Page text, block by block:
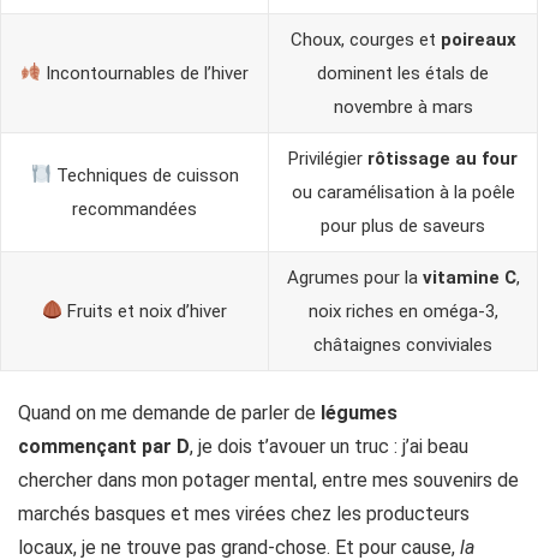
Incontournables de l’hiver
Choux, courges et poireaux
dominent les étals de
novembre à mars
Techniques de cuisson
recommandées
Privilégier rôtissage au four
ou caramélisation à la poêle
pour plus de saveurs
Fruits et noix d’hiver
Agrumes pour la vitamine C,
noix riches en oméga-3,
châtaignes conviviales
Quand on me demande de parler de légumes
commençant par D, je dois t’avouer un truc : j’ai beau
chercher dans mon potager mental, entre mes souvenirs de
marchés basques et mes virées chez les producteurs
locaux, je ne trouve pas grand-chose. Et pour cause, la